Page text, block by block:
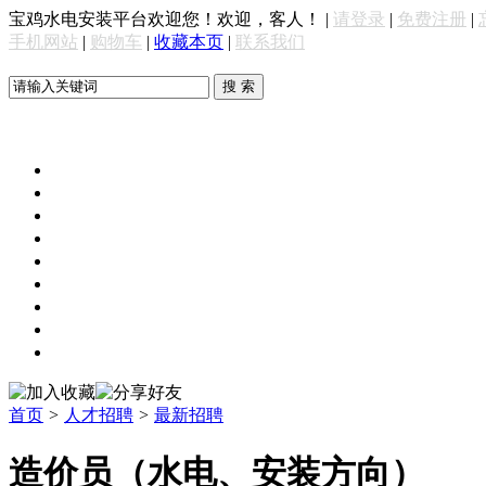
宝鸡水电安装平台欢迎您！欢迎，客人！ | 请登录 | 免费注册 |
手机网站 | 购物车 | 收藏本页 | 联系我们
首页 > 人才招聘 > 最新招聘
造价员（水电、安装方向）